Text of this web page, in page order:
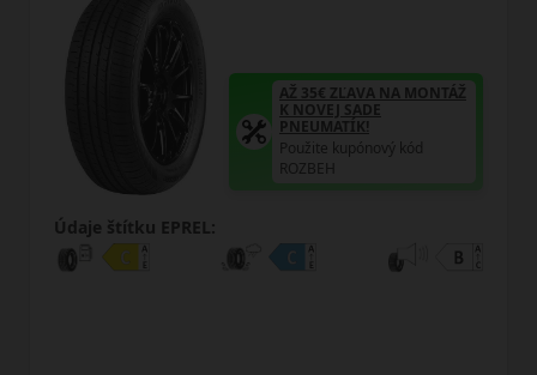
AŽ 35€ ZĽAVA NA MONTÁŽ
K NOVEJ SADE
PNEUMATÍK!
Použite kupónový kód
ROZBEH
Údaje štítku EPREL: